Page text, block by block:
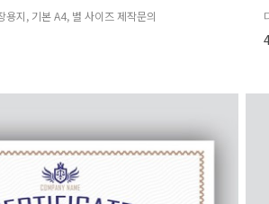
용지, 기본 A4, 별 사이즈 제작문의